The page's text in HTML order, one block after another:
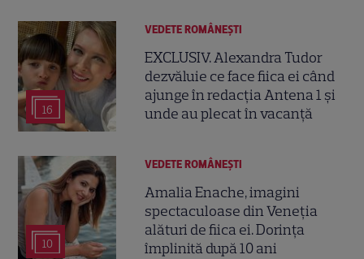
16
VEDETE ROMÂNEŞTI
EXCLUSIV. Alexandra Tudor
dezvăluie ce face fiica ei când
ajunge în redacția Antena 1 și
unde au plecat în vacanță
10
VEDETE ROMÂNEŞTI
Amalia Enache, imagini
spectaculoase din Veneția
alături de fiica ei. Dorința
împlinită după 10 ani